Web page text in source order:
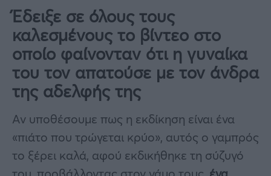
Έδειξε σε όλους τους
καλεσμένους το βίντεο στο
οποίο φαίνονταν ότι η γυναίκα
του τον απατούσε με τον άνδρα
της αδελφής της
Αν υποθέσουμε πως η εκδίκηση είναι ένα
«πιάτο που τρώγεται κρύο», αυτός ο γαμπρός
το ξέρει καλά, αφού εκδικήθηκε τη σύζυγό